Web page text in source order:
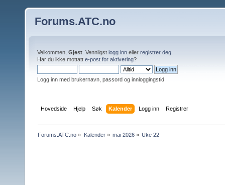
Forums.ATC.no
Velkommen, Gjest . Vennligst logg inn eller registrer deg
Har du ikke mottatt e-post for aktivering?
Logg inn med brukernavn, passord og innloggingstid
Hovedside Hjelp Søk Kalender Logg inn Registrer
Forums.ATC.no » Kalender» mai 2026» Uke 22